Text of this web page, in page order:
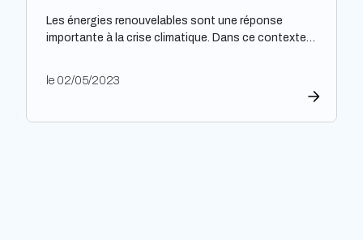
Les énergies renouvelables sont une réponse
importante à la crise climatique. Dans ce contexte,
construction et de l’aménagement des bâtiments.
l’adoption de cette approche, en développant des
le 02/05/2023